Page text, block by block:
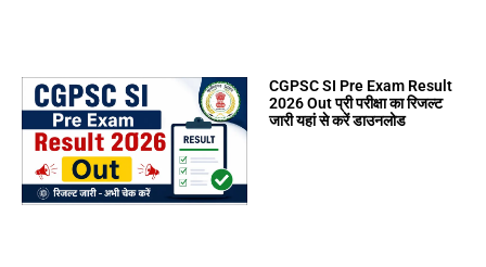
CGPSC SI Pre Exam Result
2026 Out प्री परीक्षा का रिजल्ट
जारी यहां से करें डाउनलोड